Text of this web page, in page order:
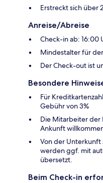
Erstreckt sich über
Anreise/Abreise
Check-in ab: 16:00
Mindestalter für
Der Check-out ist
Besondere
Für
Gebühr von 3%
Die Mitarbeiter der
Ankunft
Von der
werden ggf. mit
übersetzt.
Beim Check-in